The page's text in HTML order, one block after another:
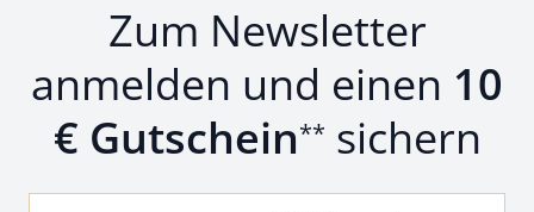
Zum Newsletter
anmelden und einen 10
€ Gutschein** sichern